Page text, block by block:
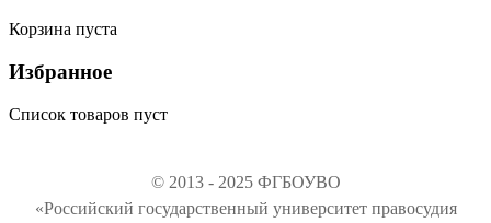
Корзина пуста
Избранное
Список товаров пуст
© 2013 - 2025 ФГБОУВО
«Российский государственный университет правосудия